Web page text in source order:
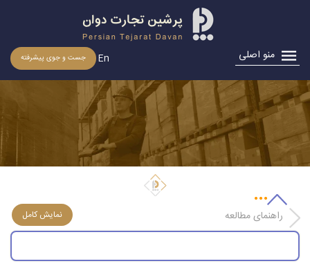
منو اصلی جست و جوی پیشرفته En
لیست اقلام ممنوعه و اقلام مشمول بررسی
راهنمای مطالعه